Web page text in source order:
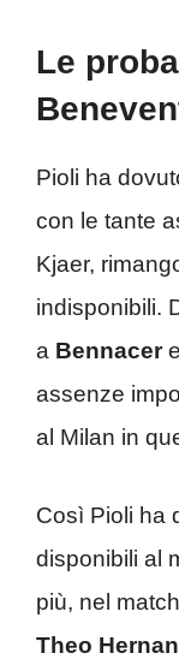
Le
Pioli ha
con le tante
Kjaer,
indisponibili.
a Bennacer
assenze
al Milan in
Così Pioli ha
disponibili al
più, nel
Theo